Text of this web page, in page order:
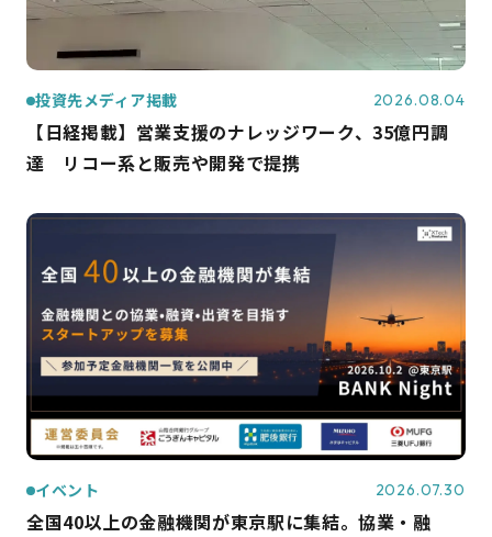
投資先メディア掲載 2026.08.04
【日経掲載】営業支援のナレッジワーク、35億円調
達 リコー系と販売や開発で提携
イベント 2026.07.30
全国40以上の金融機関が東京駅に集結。協業・融